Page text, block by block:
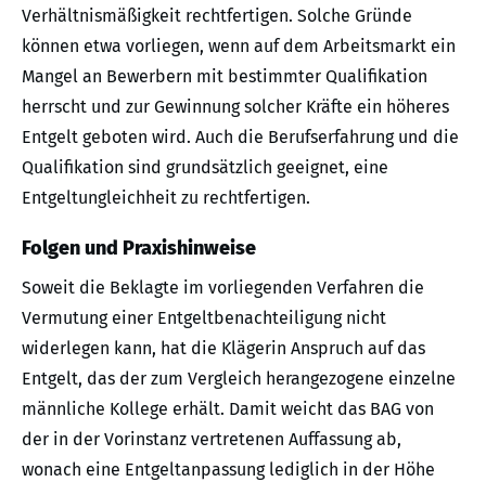
Verhältnismäßigkeit rechtfertigen. Solche Gründe
können etwa vorliegen, wenn auf dem Arbeitsmarkt ein
Mangel an Bewerbern mit bestimmter Qualifikation
herrscht und zur Gewinnung solcher Kräfte ein höheres
Entgelt geboten wird. Auch die Berufserfahrung und die
Qualifikation sind grundsätzlich geeignet, eine
Entgeltungleichheit zu rechtfertigen.
Folgen und Praxishinweise
Soweit die Beklagte im vorliegenden Verfahren die
Vermutung einer Entgeltbenachteiligung nicht
widerlegen kann, hat die Klägerin Anspruch auf das
Entgelt, das der zum Vergleich herangezogene einzelne
männliche Kollege erhält. Damit weicht das BAG von
der in der Vorinstanz vertretenen Auffassung ab,
wonach eine Entgeltanpassung lediglich in der Höhe